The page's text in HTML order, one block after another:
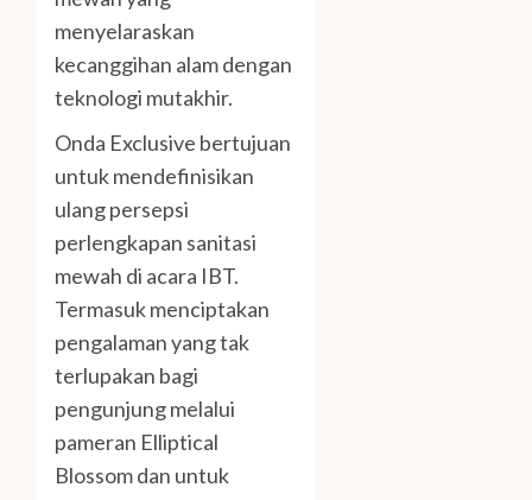
menyelaraskan
kecanggihan alam dengan
teknologi mutakhir.
Onda Exclusive bertujuan
untuk mendefinisikan
ulang persepsi
perlengkapan sanitasi
mewah di acara IBT.
Termasuk menciptakan
pengalaman yang tak
terlupakan bagi
pengunjung melalui
pameran Elliptical
Blossom dan untuk